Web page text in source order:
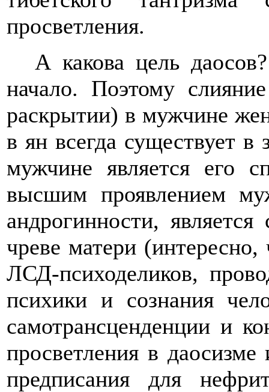
просветления.
А какова цель
начало. Поэтому
раскрытии) в мужчине
в ян всегда существует
мужчине является его
высшим проявлением
андрогинности,
чреве матери
ЛСД-психоделиков,
психики и сознания
самотрансценденции и
просветления в
предписания для